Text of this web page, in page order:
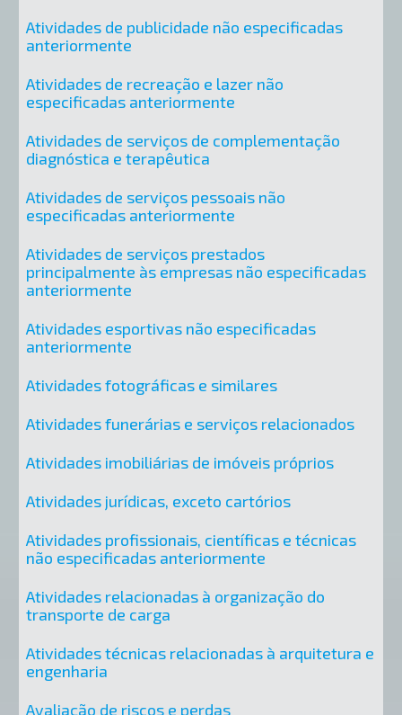
Atividades de publicidade não especificadas
anteriormente
Atividades de recreação e lazer não
especificadas anteriormente
Atividades de serviços de complementação
diagnóstica e terapêutica
Atividades de serviços pessoais não
especificadas anteriormente
Atividades de serviços prestados
principalmente às empresas não especificadas
anteriormente
Atividades esportivas não especificadas
anteriormente
Atividades fotográficas e similares
Atividades funerárias e serviços relacionados
Atividades imobiliárias de imóveis próprios
Atividades jurídicas, exceto cartórios
Atividades profissionais, científicas e técnicas
não especificadas anteriormente
Atividades relacionadas à organização do
transporte de carga
Atividades técnicas relacionadas à arquitetura e
engenharia
Avaliação de riscos e perdas